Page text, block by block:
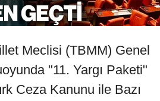
Meclisi (TBMM) Genel
"11. Yargı Paketi"
Ceza Kanunu ile Bazı